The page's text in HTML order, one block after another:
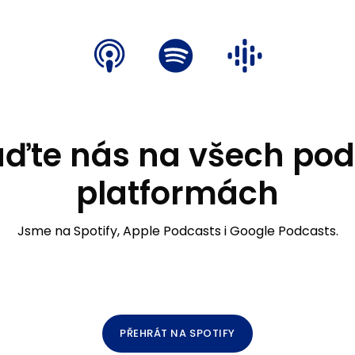
nás na všech
platformách
Jsme na Spotify, Apple Podcasts i Google Podcasts.
PŘEHRÁT NA SPOTIFY